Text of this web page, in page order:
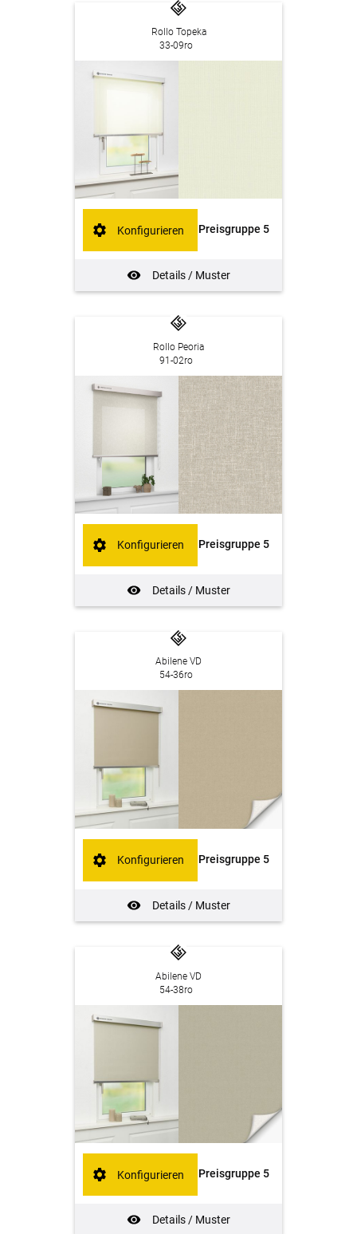
Rollo Topeka
33-09ro
Preisgruppe 5
Details / Muster
Konfigurieren
Rollo Peoria
91-02ro
Preisgruppe 5
Details / Muster
Konfigurieren
Abilene VD
54-36ro
Preisgruppe 5
Details / Muster
Konfigurieren
Abilene VD
54-38ro
Preisgruppe 5
Details / Muster
Konfigurieren